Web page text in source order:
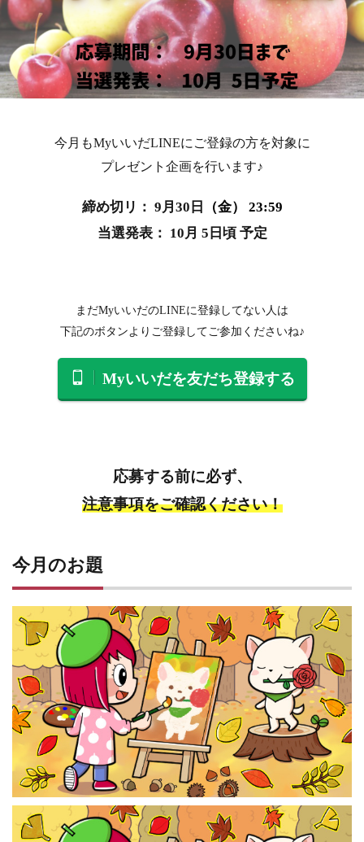
今月もMyいいだLINEにご登録の方を対象に
プレゼント企画を行います♪
締め切リ： 9月30 日
（金） 23:59
当選発表： 10月 5 日頃 予定
まだMyいいだのLINEに登録してない人は
下記のボタンよりご登録してご参加くださいね♪
Myいいだを友だち登録する
応募する前に必ず、
注意事項をご確認ください！
今月のお題